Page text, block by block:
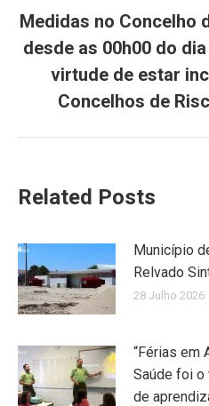
Medidas no Concelho
desde as 00h00 do
virtude de estar
Concelhos de
Related Posts
Município
Relvado
28 Julho 2026
“Férias em
Saúde foi o
de